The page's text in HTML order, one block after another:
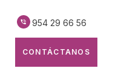
954 29 66 56
CONTÁCTANOS